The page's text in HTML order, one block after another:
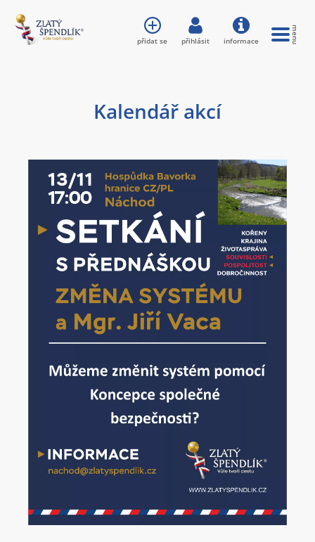
Kalendář akcí
přidat se přihlásit informace